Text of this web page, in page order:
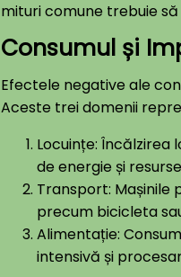
mituri comune trebuie
Consumul și
Efectele negative ale
Aceste trei domenii
Locuințe: Încălzirea
de energie și
Transport: Mașinile
precum bicicleta
Alimentație:
intensivă și